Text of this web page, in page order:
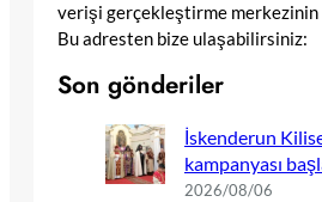
verişi gerçekleştirme
Bu adresten bize ulaşabilirsiniz:
Son gönderiler
İskenderun
kampanyası
2026/08/06